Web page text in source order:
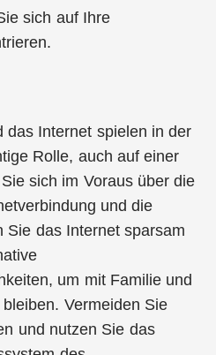
sich auf Ihre
das Internet spielen in der
Rolle, auch auf einer
sich im Voraus über die
und die
Sie das Internet sparsam
um mit Familie und
Vermeiden Sie
und nutzen Sie das